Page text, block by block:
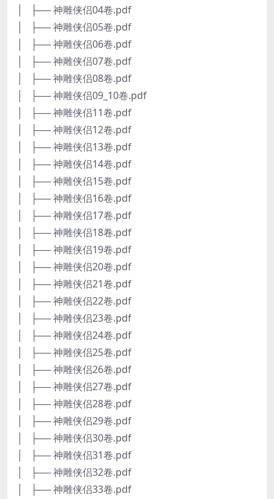
│ ├── 神雕侠侣04卷.pdf
│ ├── 神雕侠侣05卷.pdf
│ ├── 神雕侠侣06卷.pdf
│ ├── 神雕侠侣07卷.pdf
│ ├── 神雕侠侣08卷.pdf
│ ├── 神雕侠侣09_10卷.pdf
│ ├── 神雕侠侣11卷.pdf
│ ├── 神雕侠侣12卷.pdf
│ ├── 神雕侠侣13卷.pdf
│ ├── 神雕侠侣14卷.pdf
│ ├── 神雕侠侣15卷.pdf
│ ├── 神雕侠侣16卷.pdf
│ ├── 神雕侠侣17卷.pdf
│ ├── 神雕侠侣18卷.pdf
│ ├── 神雕侠侣19卷.pdf
│ ├── 神雕侠侣20卷.pdf
│ ├── 神雕侠侣21卷.pdf
│ ├── 神雕侠侣22卷.pdf
│ ├── 神雕侠侣23卷.pdf
│ ├── 神雕侠侣24卷.pdf
│ ├── 神雕侠侣25卷.pdf
│ ├── 神雕侠侣26卷.pdf
│ ├── 神雕侠侣27卷.pdf
│ ├── 神雕侠侣28卷.pdf
│ ├── 神雕侠侣29卷.pdf
│ ├── 神雕侠侣30卷.pdf
│ ├── 神雕侠侣31卷.pdf
│ ├── 神雕侠侣32卷.pdf
│ ├── 神雕侠侣33卷.pdf